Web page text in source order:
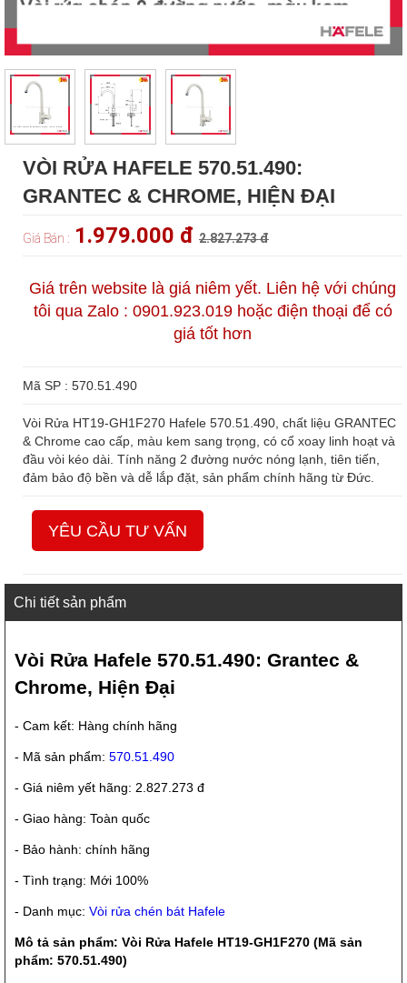
VÒI RỬA HAFELE 570.51.490:
GRANTEC & CHROME, HIỆN ĐẠI
Giá Bán : 1.979.000 đ 2.827.273 đ
Giá trên website là giá niêm yết. Liên hệ với chúng
tôi qua Zalo : 0901.923.019 hoặc điện thoại để có
giá tốt hơn
Mã SP : 570.51.490
Vòi Rửa HT19-GH1F270 Hafele 570.51.490, chất liệu GRANTEC
& Chrome cao cấp, màu kem sang trọng, có cổ xoay linh hoạt và
đầu vòi kéo dài. Tính năng 2 đường nước nóng lạnh, tiên tiến,
đảm bảo độ bền và dễ lắp đặt, sản phẩm chính hãng từ Đức.
YÊU CẦU TƯ VẤN
Chi tiết sản phẩm
Vòi Rửa Hafele 570.51.490: Grantec &
Chrome, Hiện Đại
- Cam kết: Hàng chính hãng
- Mã sản phẩm: 570.51.490
- Giá niêm yết hãng: 2.827.273 đ
- Giao hàng: Toàn quốc
- Bảo hành: chính hãng
- Tình trạng: Mới 100%
- Danh mục: Vòi rửa chén bát Hafele
Mô tả sản phẩm: Vòi Rửa Hafele HT19-GH1F270 (Mã sản
phẩm: 570.51.490)